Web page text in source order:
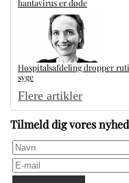
hantavirus er døde
Hospitalsafdeling dropper
syge
Flere artikler
Tilmeld dig vores